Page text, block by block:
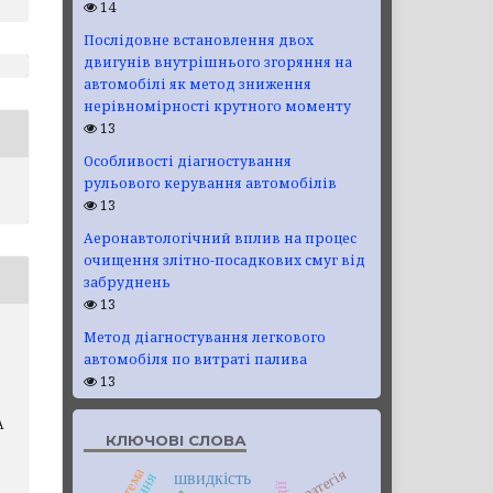
14
Послідовне встановлення двох
двигунів внутрішнього згоряння на
автомобілі як метод зниження
нерівномірності крутного моменту
13
Особливості діагностування
рульового керування автомобілів
13
Аеронавтологічний вплив на процес
очищення злітно-посадкових смуг від
забруднень
13
Метод діагностування легкового
автомобіля по витраті палива
13
КЛЮЧОВІ СЛОВА
швидкість